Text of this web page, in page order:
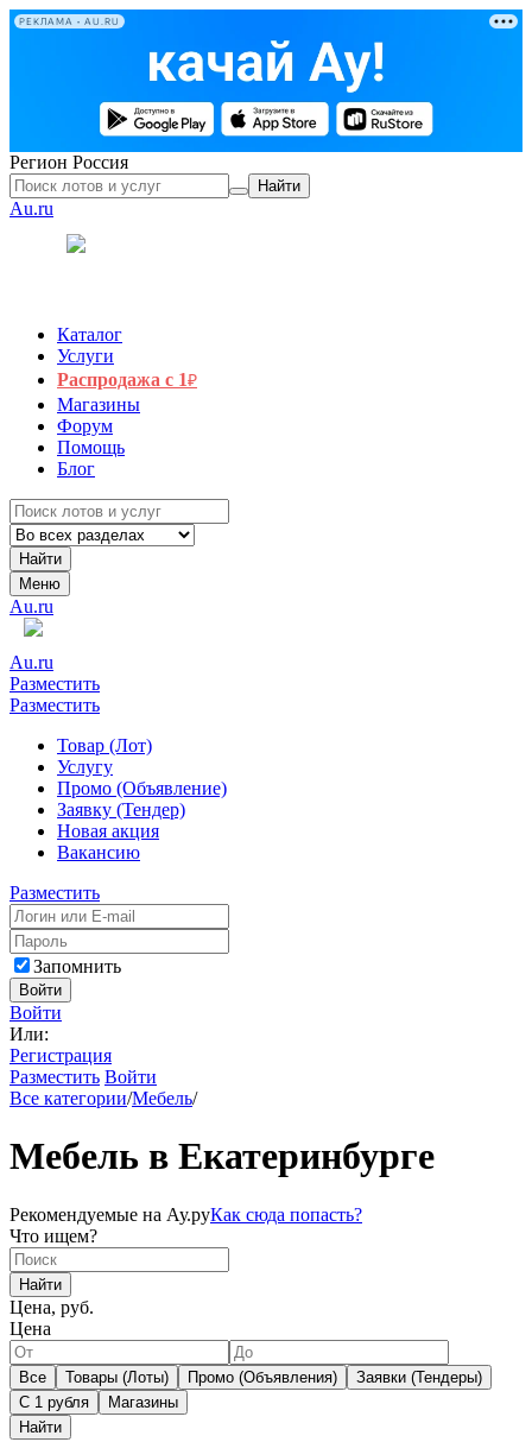
РЕКЛАМА • AU.RU
Регион Россия
Найти
Au.ru
Каталог
Услуги
Распродажа с 1₽
Магазины
Форум
Помощь
Блог
Найти
Меню
Au.ru
Au.ru
Разместить
Разместить
Товар (Лот)
Услугу
Промо (Объявление)
Заявку (Тендер)
Новая акция
Вакансию
Разместить
Запомнить
Войти
Войти
Или:
Регистрация
Разместить Войти
Все категории/Мебель/
Мебель в Екатеринбурге
Рекомендуемые на Ау.руКак сюда попасть?
Что ищем?
Найти
Цена, руб.
Цена
Все Товары (Лоты) Промо (Объявления)
Заявки (Тендеры)
С 1 рубля
Магазины